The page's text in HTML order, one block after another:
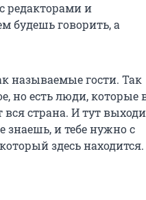
редакторами и
будешь говорить, а
называемые гости. Так
но есть люди, которые
вся страна. И тут
знаешь, и тебе нужно с
здесь находится.